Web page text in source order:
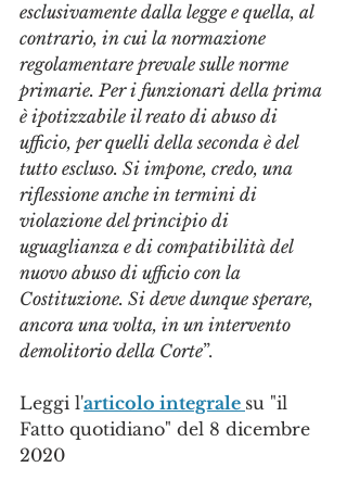
esclusivamente dalla legge e quella, al
contrario, in cui la normazione
regolamentare prevale sulle norme
primarie. Per i funzionari della prima
è ipotizzabile il reato di abuso di
ufficio, per quelli della seconda è del
tutto escluso. Si impone, credo, una
riflessione anche in termini di
violazione del principio di
uguaglianza e di compatibilità del
nuovo abuso di ufficio con la
Costituzione. Si deve dunque sperare,
ancora una volta, in un intervento
demolitorio della Corte”.
Leggi l'articolo integrale su "il
Fatto quotidiano" del 8 dicembre
2020